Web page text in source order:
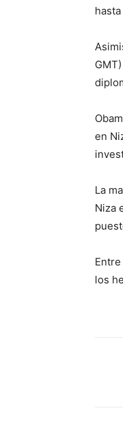
en
La
Niza
los